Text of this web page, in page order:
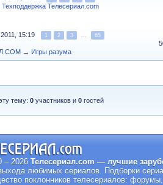
Техподдержка Телесериал.com
15:19 1 2 3 ...
65
→ Игры разума
тему:0 участников и0 гостей
– 2026 Телесериал.com — лучшие
любимых сериалов. Подборки
поклонников телесериалов: